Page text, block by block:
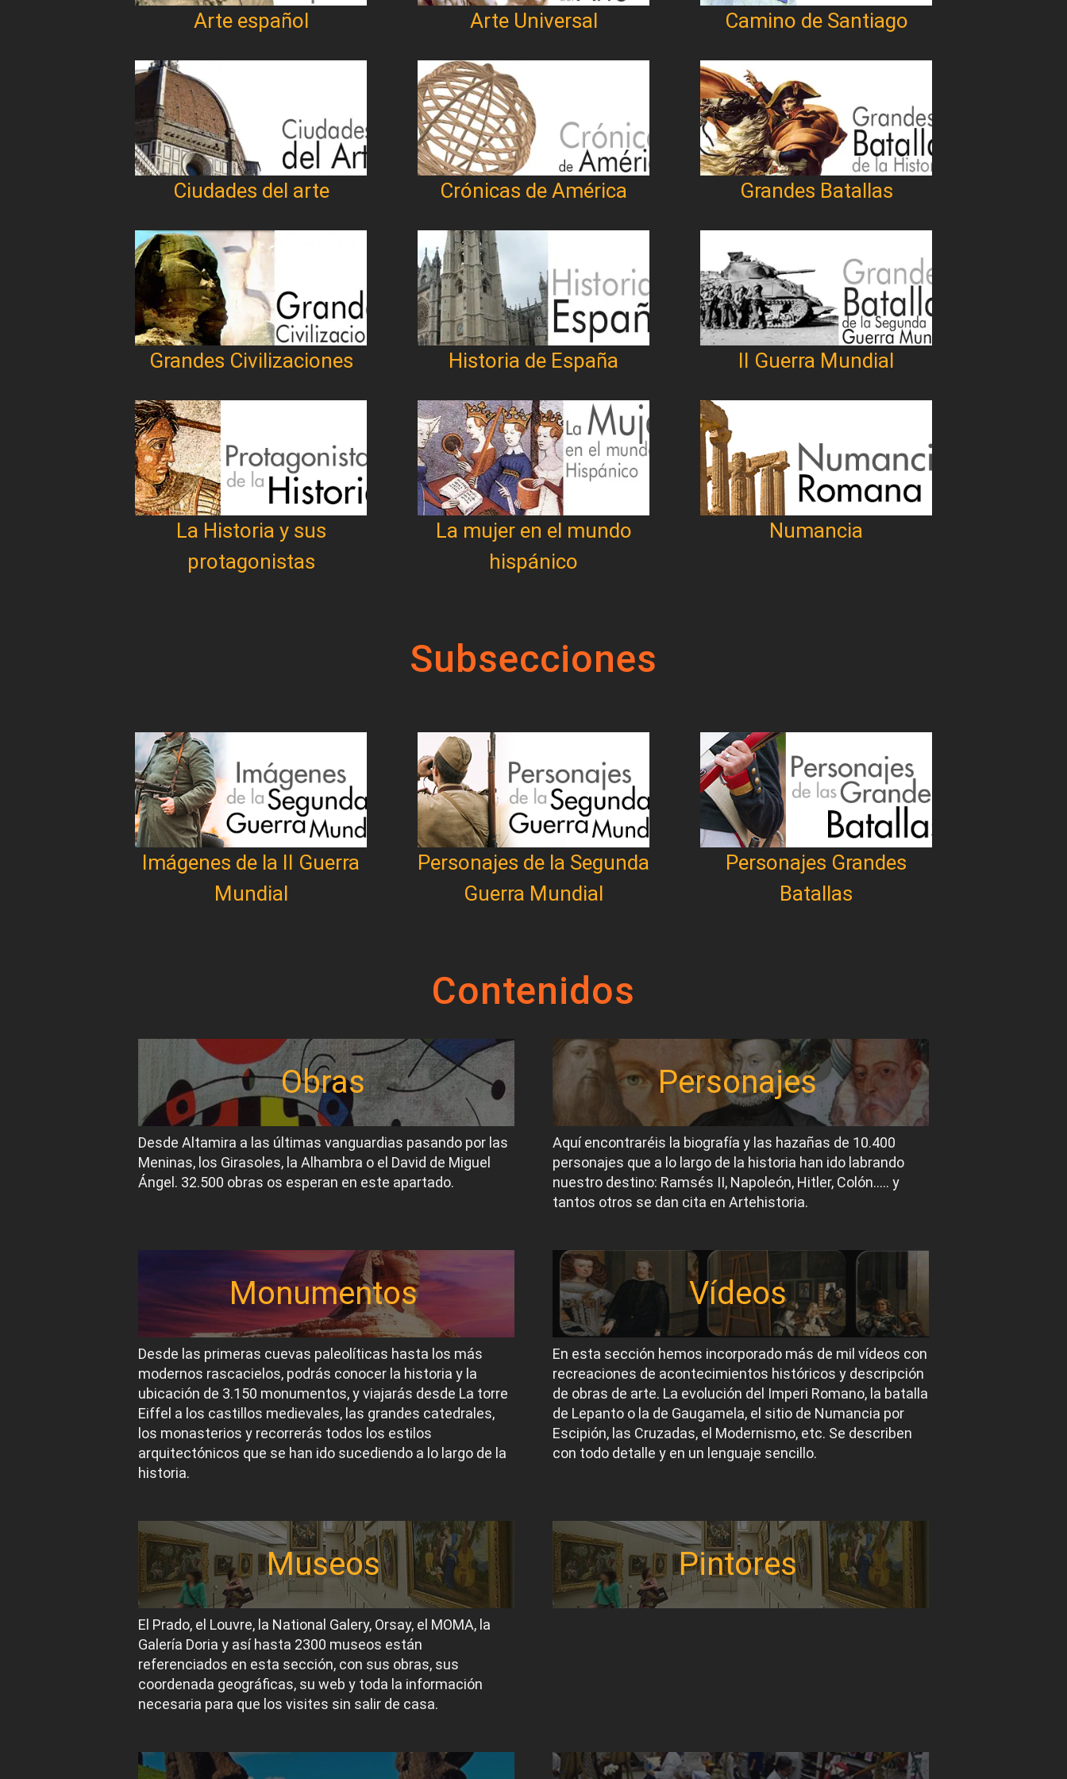
Arte español Arte Universal Camino de Santiago
Ciudades del arte Crónicas de América Grandes Batallas
Grandes Civilizaciones Historia de España II Guerra Mundial
La Historia y sus
protagonistas
La mujer en el mundo
hispánico
Numancia
Subsecciones
Imágenes de la II Guerra
Mundial
Personajes de la Segunda
Guerra Mundial
Personajes Grandes
Batallas
Contenidos
Obras
Desde Altamira a las últimas vanguardias pasando por las
Meninas, los Girasoles, la Alhambra o el David de Miguel
Ángel. 32.500 obras os esperan en este apartado.
Personajes
Aquí encontraréis la biografía y las hazañas de 10.400
personajes que a lo largo de la historia han ido labrando
nuestro destino: Ramsés II, Napoleón, Hitler, Colón….. y
tantos otros se dan cita en Artehistoria.
Monumentos
Desde las primeras cuevas paleolíticas hasta los más
modernos rascacielos, podrás conocer la historia y la
ubicación de 3.150 monumentos, y viajarás desde La torre
Eiffel a los castillos medievales, las grandes catedrales,
los monasterios y recorrerás todos los estilos
arquitectónicos que se han ido sucediendo a lo largo de la
historia.
Vídeos
En esta sección hemos incorporado más de mil vídeos con
recreaciones de acontecimientos históricos y descripción
de obras de arte. La evolución del Imperi Romano, la batalla
de Lepanto o la de Gaugamela, el sitio de Numancia por
Escipión, las Cruzadas, el Modernismo, etc. Se describen
con todo detalle y en un lenguaje sencillo.
Museos
El Prado, el Louvre, la National Galery, Orsay, el MOMA, la
Galería Doria y así hasta 2300 museos están
referenciados en esta sección, con sus obras, sus
coordenada geográficas, su web y toda la información
necesaria para que los visites sin salir de casa.
Pintores